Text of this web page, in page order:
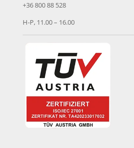
+36 800 88 528
H-P, 11.00 – 16.00